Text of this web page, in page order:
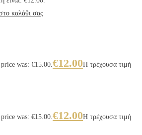
καλάθι σας
was: €15.00.€12.00Η τρέχουσα τιμή
was: €15.00.€12.00Η τρέχουσα τιμή